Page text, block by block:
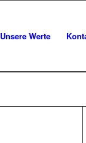
Unsere Werte